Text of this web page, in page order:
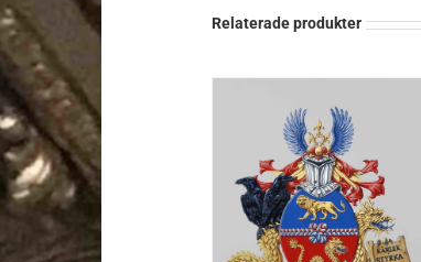
Relaterade produkter
DETALJER
DETALJER